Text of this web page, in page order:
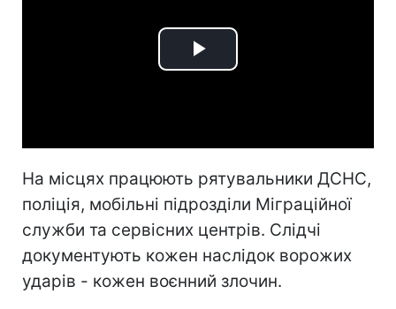
Play
На місцях працюють рятувальники ДСНС,
поліція, мобільні підрозділи Міграційної
служби та сервісних центрів. Слідчі
документують кожен наслідок ворожих
ударів - кожен воєнний злочин.